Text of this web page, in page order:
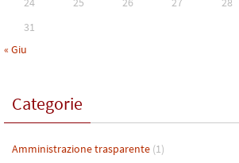
31
« Giu
Categorie
Amministrazione trasparente (1)